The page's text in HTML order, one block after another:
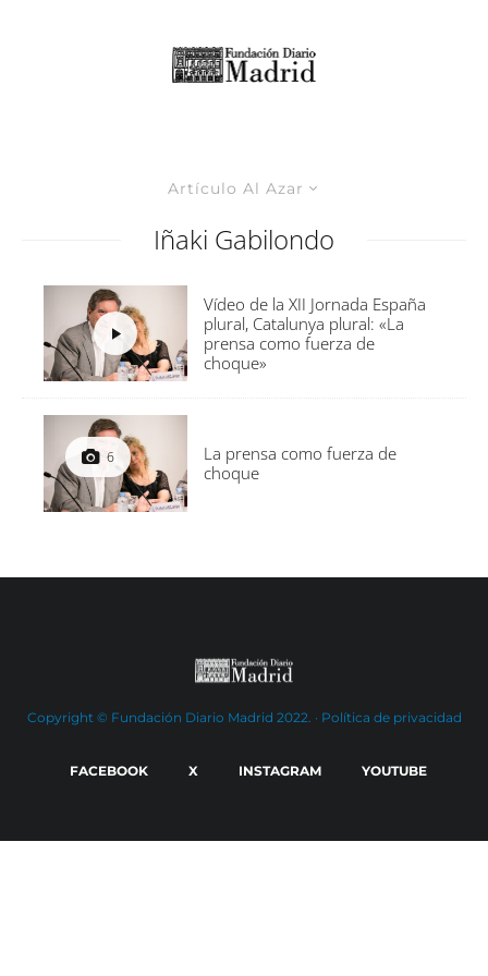
Artículo Al Azar
Iñaki Gabilondo
Vídeo de la XII Jornada España
plural, Catalunya plural: «La
prensa como fuerza de
choque»
6
La prensa como fuerza de
choque
Copyright © Fundación Diario Madrid 2022. · Política de privacidad
FACEBOOK X INSTAGRAM YOUTUBE